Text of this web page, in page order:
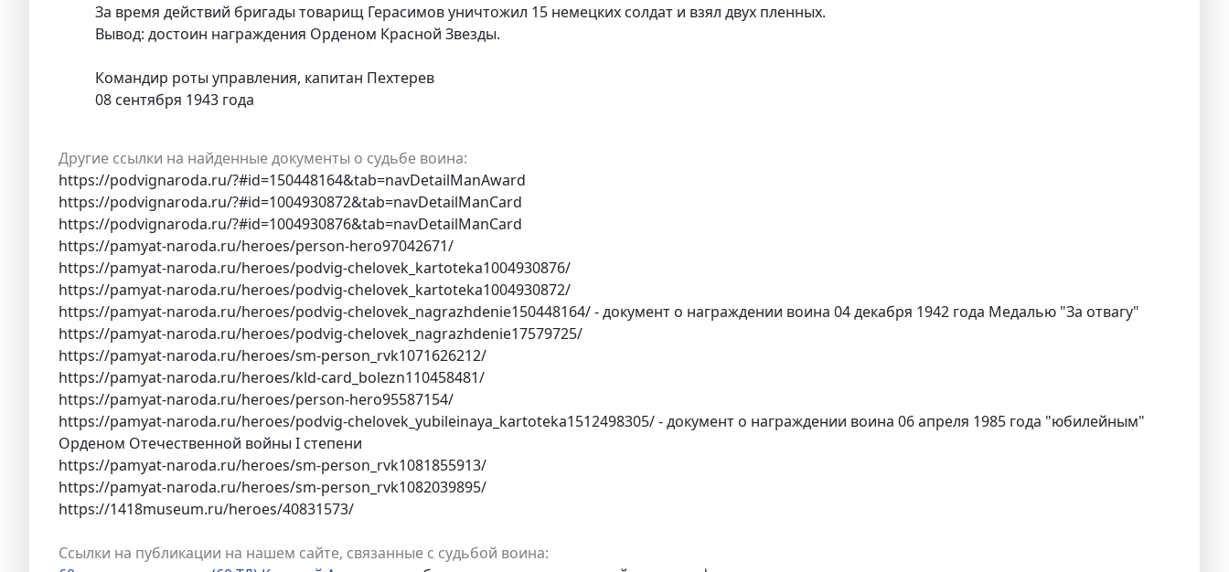
За время действий бригады товарищ Герасимов уничтожил 15 немецких солдат и взял двух пленных.
Вывод: достоин награждения Орденом Красной Звезды.
Командир роты управления, капитан Пехтерев
08 сентября 1943 года
Другие ссылки на найденные документы о судьбе воина:
https://podvignaroda.ru/?#id=150448164&tab=navDetailManAward
https://podvignaroda.ru/?#id=1004930872&tab=navDetailManCard
https://podvignaroda.ru/?#id=1004930876&tab=navDetailManCard
https://pamyat-naroda.ru/heroes/person-hero97042671/
https://pamyat-naroda.ru/heroes/podvig-chelovek_kartoteka1004930876/
https://pamyat-naroda.ru/heroes/podvig-chelovek_kartoteka1004930872/
https://pamyat-naroda.ru/heroes/podvig-chelovek_nagrazhdenie150448164/ - документ о награждении воина 04 декабря 1942 года Медалью "За отвагу"
https://pamyat-naroda.ru/heroes/podvig-chelovek_nagrazhdenie17579725/
https://pamyat-naroda.ru/heroes/sm-person_rvk1071626212/
https://pamyat-naroda.ru/heroes/kld-card_bolezn110458481/
https://pamyat-naroda.ru/heroes/person-hero95587154/
https://pamyat-naroda.ru/heroes/podvig-chelovek_yubileinaya_kartoteka1512498305/ - документ о награждении воина 06 апреля 1985 года "юбилейным"
Орденом Отечественной войны I степени
https://pamyat-naroda.ru/heroes/sm-person_rvk1081855913/
https://pamyat-naroda.ru/heroes/sm-person_rvk1082039895/
https://1418museum.ru/heroes/40831573/
Ссылки на публикации на нашем сайте, связанные с судьбой воина: